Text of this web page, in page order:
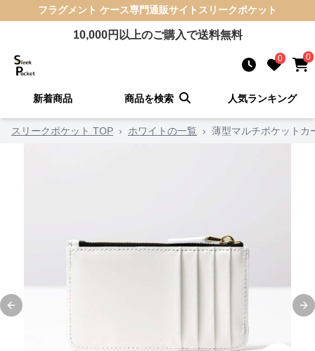
フラグメント ケース専門通販サイト スリークポケット
10,000円以上のご購入で送料無料
0 0
新着商品 商品を検索 人気ランキング
スリークポケット TOP › ホワイトの一覧 › 薄型マルチポケット
Previous slide